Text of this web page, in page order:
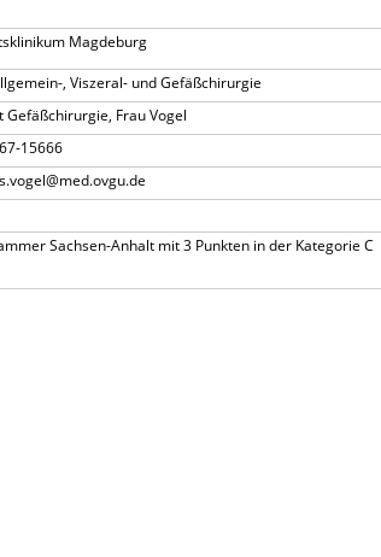
Magdeburg
, Viszeral- und Gefäßchirurgie
Gefäßchirurgie, Frau Vogel
15666
Sachsen-Anhalt mit 3 Punkten in der Kategorie C